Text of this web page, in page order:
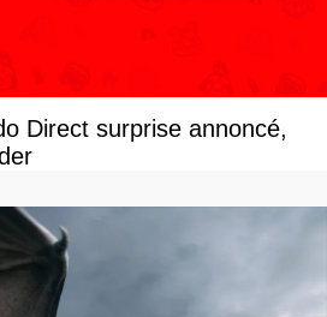
Direct surprise annoncé,